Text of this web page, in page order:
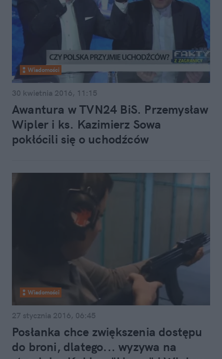
Wiadomości
30 kwietnia 2016, 11:15
Awantura w TVN24 BiS. Przemysław
Wipler i ks. Kazimierz Sowa
pokłócili się o uchodźców
Wiadomości
27 stycznia 2016, 06:45
Posłanka chce zwiększenia dostępu
do broni, dlatego... wyzywa na